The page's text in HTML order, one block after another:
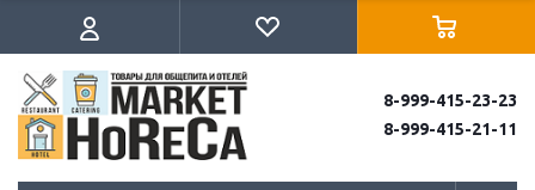
8-999-415-23-23
8-999-415-21-11